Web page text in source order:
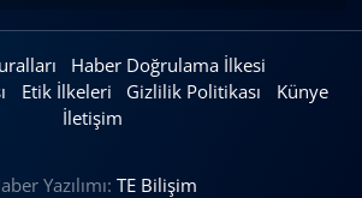
Haber Doğrulama İlkesi
Etik İlkeleri Gizlilik Politikası
Künye
İletişim
Yazılımı: TE Bilişim